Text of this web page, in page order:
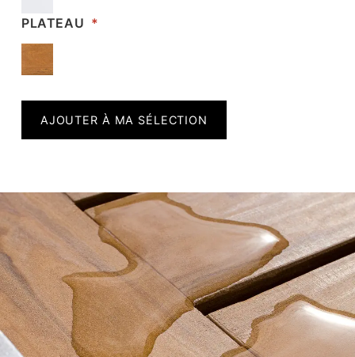
PLATEAU *
AJOUTER À MA SÉLECTION